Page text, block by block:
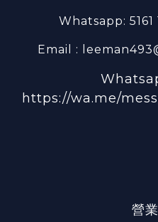
Whatsapp: 5161
Email :
https://wa.me/
營